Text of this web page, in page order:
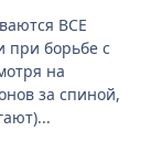
ВСЕ
при борьбе с
на
за спиной,